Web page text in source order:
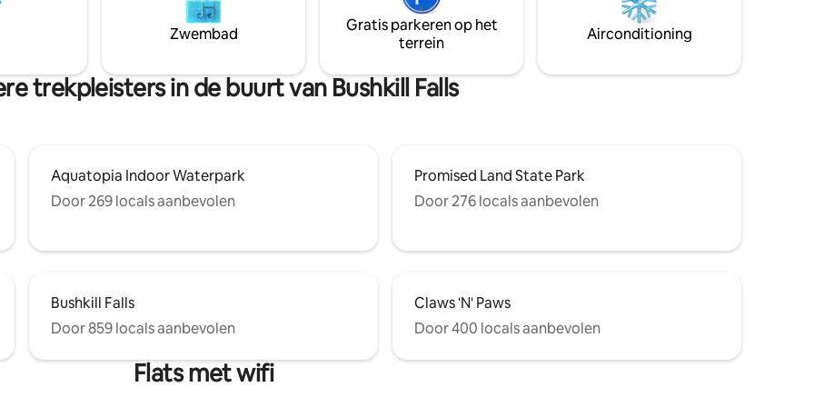
van
meter is geschikt voor 10
en biedt ongeëvenaard
verblijf in het hart van het
Gemeenschappelijke skilift beschikbaar
voor degenen die tickets kopen. Neem
apparatuur mee of huur ze in. Het hele
je reserveert.
brouwerijen&Wineries, golfbanen en het
Delaware National Rec-gebied
Zwembad
Gratis parkeren op het
terrein
Airconditioning
trekpleisters in de buurt van Bushkill Falls
Aquatopia Indoor Waterpark
Door 269 locals aanbevolen
Promised Land State Park
Door 276 locals aanbevolen
Bushkill Falls
Door 859 locals aanbevolen
Claws 'N' Paws
Door 400 locals aanbevolen
Flats met wifi